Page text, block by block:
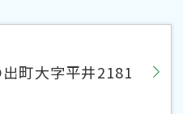
町大字平井2181